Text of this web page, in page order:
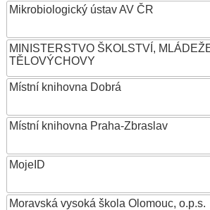
Mikrobiologický ústav AV ČR
MINISTERSTVO ŠKOLSTVÍ,
TĚLOVÝCHOVY
Místní knihovna Dobrá
Místní knihovna Praha-Zbraslav
MojeID
Moravská vysoká škola Olomouc, o.p.s.